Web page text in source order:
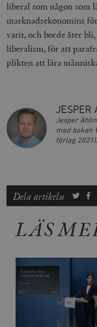
liberal som någon som
marknadsekonomins
varit, och borde åter
liberalism, för att
plikten att lära
JESPER
Jesper
med boken
förlag 2021).
Dela artikeln
LÄS